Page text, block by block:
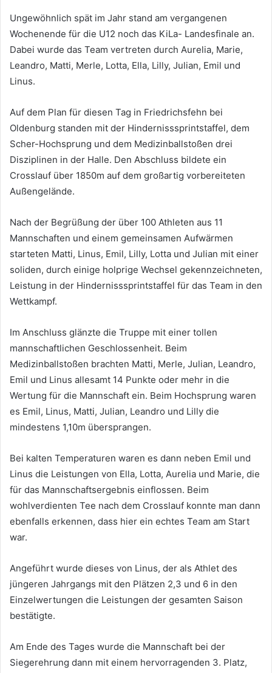
Ungewöhnlich spät im Jahr stand am vergangenen
Wochenende für die U12 noch das KiLa- Landesfinale an.
Dabei wurde das Team vertreten durch Aurelia, Marie,
Leandro, Matti, Merle, Lotta, Ella, Lilly, Julian, Emil und
Linus.
Auf dem Plan für diesen Tag in Friedrichsfehn bei
Oldenburg standen mit der Hindernisssprintstaffel, dem
Scher-Hochsprung und dem Medizinballstoßen drei
Disziplinen in der Halle. Den Abschluss bildete ein
Crosslauf über 1850m auf dem großartig vorbereiteten
Außengelände.
Nach der Begrüßung der über 100 Athleten aus 11
Mannschaften und einem gemeinsamen Aufwärmen
starteten Matti, Linus, Emil, Lilly, Lotta und Julian mit einer
soliden, durch einige holprige Wechsel gekennzeichneten,
Leistung in der Hindernisssprintstaffel für das Team in den
Wettkampf.
Im Anschluss glänzte die Truppe mit einer tollen
mannschaftlichen Geschlossenheit. Beim
Medizinballstoßen brachten Matti, Merle, Julian, Leandro,
Emil und Linus allesamt 14 Punkte oder mehr in die
Wertung für die Mannschaft ein. Beim Hochsprung waren
es Emil, Linus, Matti, Julian, Leandro und Lilly die
mindestens 1,10m übersprangen.
Bei kalten Temperaturen waren es dann neben Emil und
Linus die Leistungen von Ella, Lotta, Aurelia und Marie, die
für das Mannschaftsergebnis einflossen. Beim
wohlverdienten Tee nach dem Crosslauf konnte man dann
ebenfalls erkennen, dass hier ein echtes Team am Start
war.
Angeführt wurde dieses von Linus, der als Athlet des
jüngeren Jahrgangs mit den Plätzen 2,3 und 6 in den
Einzelwertungen die Leistungen der gesamten Saison
bestätigte.
Am Ende des Tages wurde die Mannschaft bei der
Siegerehrung dann mit einem hervorragenden 3. Platz,